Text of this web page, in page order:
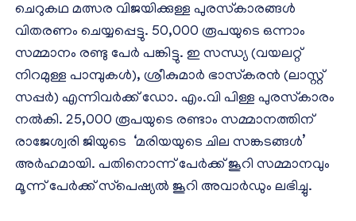
ചെറുകഥ മത്സര വിജയിക്കുള്ള പുരസ്‌കാരങ്ങള്‍
വിതരണം ചെയ്യപ്പെട്ടു. 50,000 രൂപയുടെ ഒന്നാം
സമ്മാനം രണ്ടു പേര്‍ പങ്കിട്ടു. ഇ സന്ധ്യ (വയലറ്റ്
നിറമുള്ള പാമ്പുകള്‍), ശ്രീകുമാര്‍ ഭാസ്‌കരന്‍ (ലാസ്റ്റ്
സപ്പര്‍) എന്നിവര്‍ക്ക് ഡോ. എം.വി പിള്ള പുരസ്‌കാരം
നല്‍കി. 25,000 രൂപയുടെ രണ്ടാം സമ്മാനത്തിന്
രാജേശ്വരി ജിയുടെ ‘മരിയയുടെ ചില സങ്കടങ്ങള്‍’
അര്‍ഹമായി. പതിനൊന്ന് പേര്‍ക്ക് ജൂറി സമ്മാനവും
മൂന്ന് പേര്‍ക്ക് സ്‌പെഷ്യല്‍ ജൂറി അവാര്‍ഡും ലഭിച്ചു.